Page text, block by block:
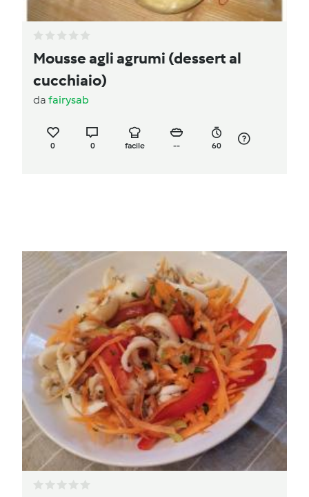
Mousse agli agrumi (dessert al
cucchiaio)
da fairysab
0 0 facile -- 60